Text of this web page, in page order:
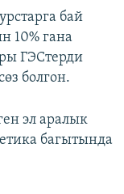
бай
10% гана
ГЭСтерди
болгон.
эл аралык
багытында